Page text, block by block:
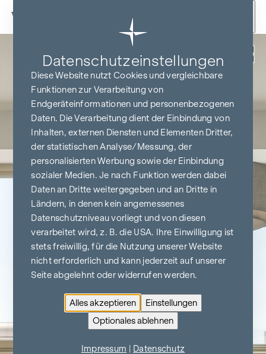
Zum Inhalt springen
Datenschutz­einstellungen
Diese Website nutzt Cookies und vergleichbare
Funktionen zur Verarbeitung von
Endgeräteinformationen und personenbezogenen
Daten. Die Verarbeitung dient der Einbindung von
Inhalten, externen Diensten und Elementen Dritter,
der statistischen Analyse/Messung, der
personalisierten Werbung sowie der Einbindung
sozialer Medien. Je nach Funktion werden dabei
Daten an Dritte weitergegeben und an Dritte in
Ländern, in denen kein angemessenes
Datenschutzniveau vorliegt und von diesen
verarbeitet wird, z. B. die USA. Ihre Einwilligung ist
stets freiwillig, für die Nutzung unserer Website
nicht erforderlich und kann jederzeit auf unserer
Seite abgelehnt oder widerrufen werden.
Alles akzeptieren
Einstellungen
Optionales ablehnen
Impressum Datenschutz